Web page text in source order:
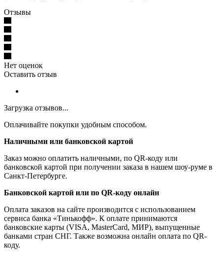
Отзывы
Нет оценок
Оставить отзыв
Загрузка отзывов...
Оплачивайте покупки удобным способом.
Наличными или банковской картой
Заказ можно оплатить наличными, по QR-коду или
банковской картой при получении заказа в нашем шоу-руме в
Санкт-Петербурге.
Банковской картой или по QR-коду онлайн
Оплата заказов на сайте производится с использованием
сервиса банка «Тинькофф». К оплате принимаются
банковские карты (VISA, MasterCard, МИР), выпущенные
банками стран СНГ. Также возможна онлайн оплата по QR-
коду.